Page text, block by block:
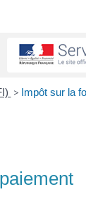
> Impôt sur la